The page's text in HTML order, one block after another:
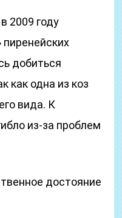
2009 году
пиренейских
добиться
как одна из коз
вида. К
из-за проблем
достояние